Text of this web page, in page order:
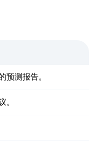
预测报告。
。